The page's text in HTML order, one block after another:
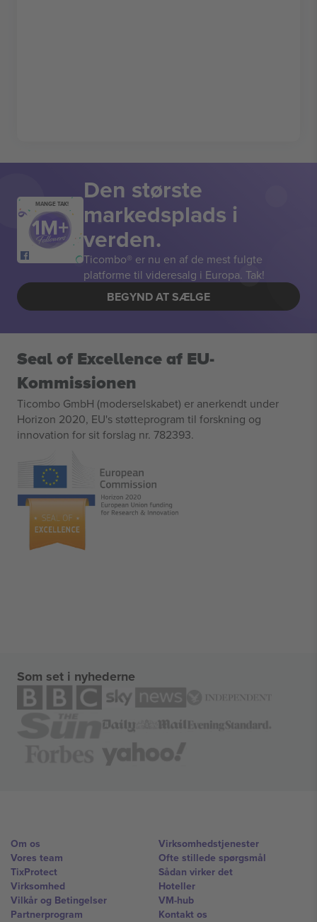
MANGE TAK! Den største
markedsplads i
verden.
Ticombo® er nu en af de mest fulgte
platforme til videresalg i Europa. Tak!
BEGYND AT SÆLGE
Seal of Excellence af EU-
Kommissionen
Ticombo GmbH (moderselskabet) er anerkendt under
Horizon 2020, EU's støtteprogram til forskning og
innovation for sit forslag nr. 782393.
Som set i nyhederne
Om os
Vores team
TixProtect
Virksomhed
Vilkår og Betingelser
Partnerprogram
Virksomhedstjenester
Ofte stillede spørgsmål
Sådan virker det
Hoteller
VM-hub
Kontakt os